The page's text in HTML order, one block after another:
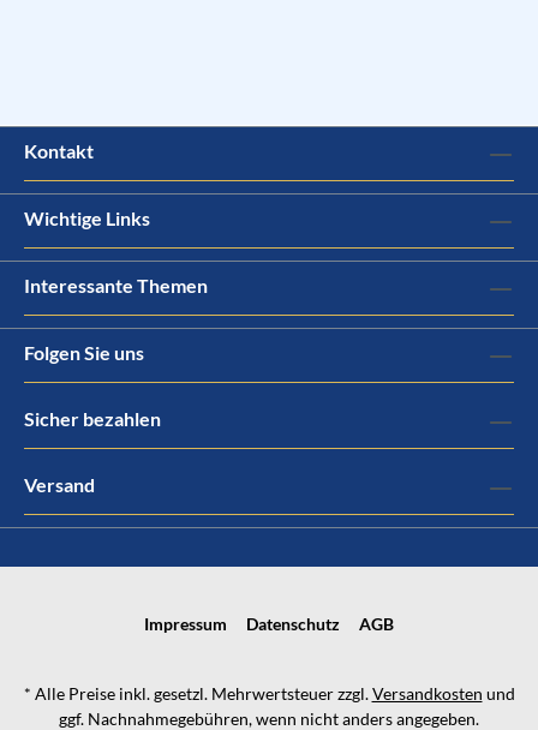
Kontakt
Wichtige Links
Interessante Themen
Folgen Sie uns
Sicher bezahlen
Versand
Impressum Datenschutz AGB
* Alle Preise inkl. gesetzl. Mehrwertsteuer zzgl.Versandkosten und
ggf. Nachnahmegebühren, wenn nicht anders angegeben.